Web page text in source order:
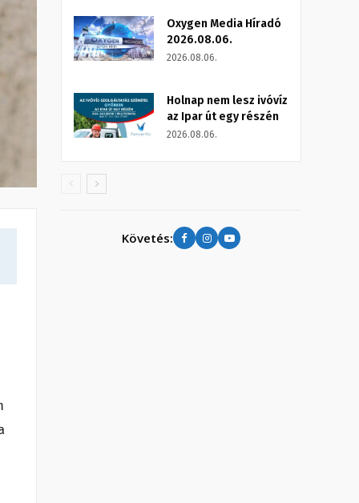
Oxygen Media Híradó
2026.08.06.
2026.08.06.
Holnap nem lesz ivóvíz
az Ipar út egy részén
2026.08.06.
Követés: